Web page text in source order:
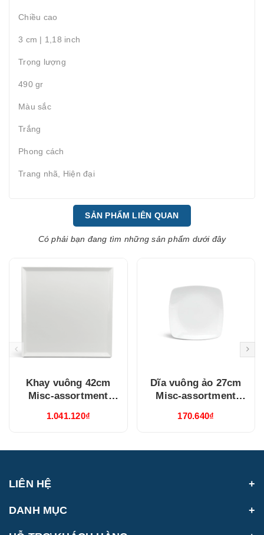
Chiều cao
3 cm | 1,18 inch
Trọng lượng
490 gr
Màu sắc
Trắng
Phong cách
Trang nhã, Hiện đại
SẢN PHẨM LIÊN QUAN
Có phải bạn đang tìm những sản phẩm dưới đây
Khay vuông 42cm
Misc-assortment
1.041.120₫
Dĩa vuông ảo 27cm
Misc-assortment
170.640₫
LIÊN HỆ
DANH MỤC